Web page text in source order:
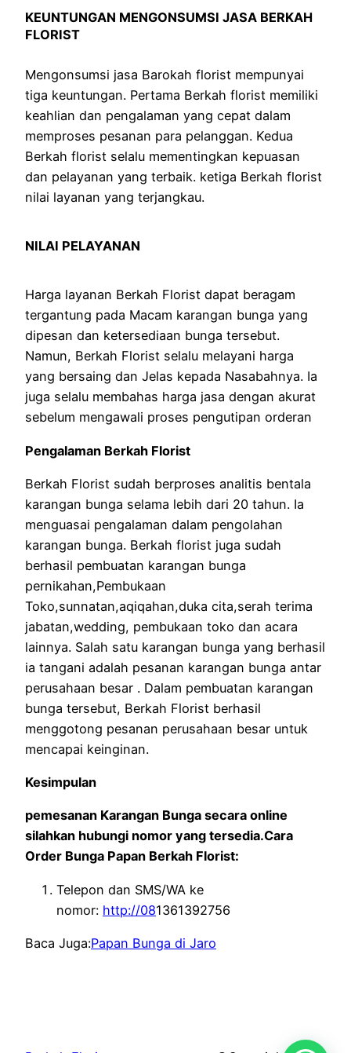
KEUNTUNGAN MENGONSUMSI JASA BERKAH
FLORIST
Mengonsumsi jasa Barokah florist mempunyai
tiga keuntungan. Pertama Berkah florist memiliki
keahlian dan pengalaman yang cepat dalam
memproses pesanan para pelanggan. Kedua
Berkah florist selalu mementingkan kepuasan
dan pelayanan yang terbaik. ketiga Berkah florist
nilai layanan yang terjangkau.
NILAI PELAYANAN
Harga layanan Berkah Florist dapat beragam
tergantung pada Macam karangan bunga yang
dipesan dan ketersediaan bunga tersebut.
Namun, Berkah Florist selalu melayani harga
yang bersaing dan Jelas kepada Nasabahnya. Ia
juga selalu membahas harga jasa dengan akurat
sebelum mengawali proses pengutipan orderan
Pengalaman Berkah Florist
Berkah Florist sudah berproses analitis bentala
karangan bunga selama lebih dari 20 tahun. Ia
menguasai pengalaman dalam pengolahan
karangan bunga. Berkah florist juga sudah
berhasil pembuatan karangan bunga
pernikahan,Pembukaan
Toko,sunnatan,aqiqahan,duka cita,serah terima
jabatan,wedding, pembukaan toko dan acara
lainnya. Salah satu karangan bunga yang berhasil
ia tangani adalah pesanan karangan bunga antar
perusahaan besar . Dalam pembuatan karangan
bunga tersebut, Berkah Florist berhasil
menggotong pesanan perusahaan besar untuk
mencapai keinginan.
Kesimpulan
pemesanan Karangan Bunga secara online
silahkan hubungi nomor yang tersedia.Cara
Order Bunga Papan Berkah Florist:
Telepon dan SMS/WA ke
nomor: http://081361392756
Baca Juga:Papan Bunga di Jaro